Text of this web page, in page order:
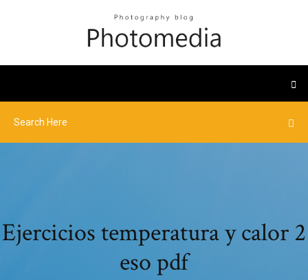
Ejercicios temperatura y calor 2
eso pdf